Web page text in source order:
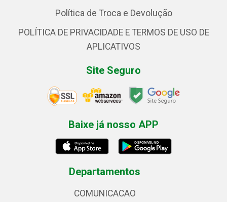
Política de Troca e Devolução
POLÍTICA DE PRIVACIDADE E TERMOS DE USO DE
APLICATIVOS
Site Seguro
Baixe já nosso APP
Departamentos
COMUNICACAO